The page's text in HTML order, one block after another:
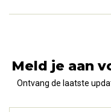
Meld je aan
Ontvang de laatste